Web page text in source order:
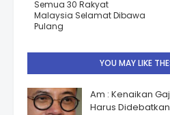
Semua 30 Rakyat
Malaysia Selamat Dibawa
Pulang
YOU MAY LIKE
Am : Kenaikan
Harus